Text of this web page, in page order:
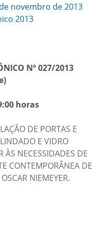
novembro de 2013
2013
Nº 027/2013
horas
DE PORTAS E
E VIDRO
ÀS NECESSIDADES DE
CONTEMPORÂNEA DE
NIEMEYER.